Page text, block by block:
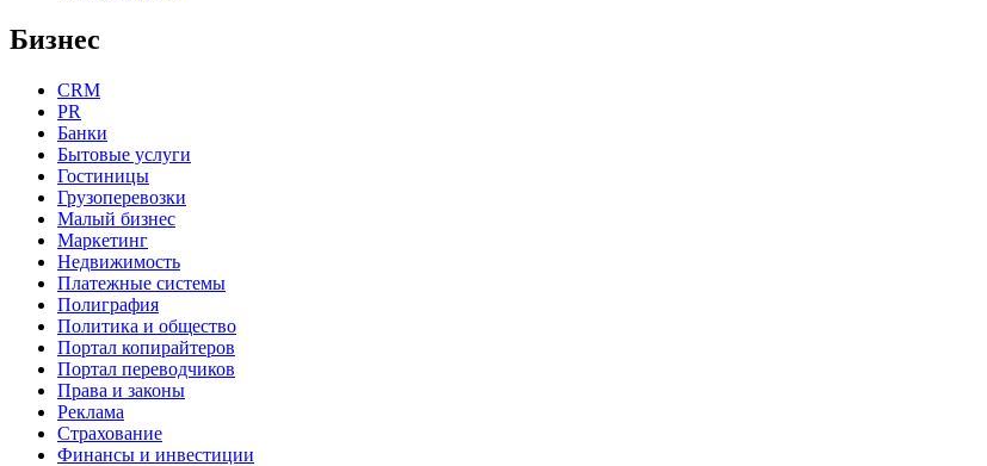
Бизнес
CRM
PR
Банки
Бытовые услуги
Гостиницы
Грузоперевозки
Малый бизнес
Маркетинг
Недвижимость
Платежные системы
Полиграфия
Политика и общество
Портал копирайтеров
Портал переводчиков
Права и законы
Реклама
Страхование
Финансы и инвестиции